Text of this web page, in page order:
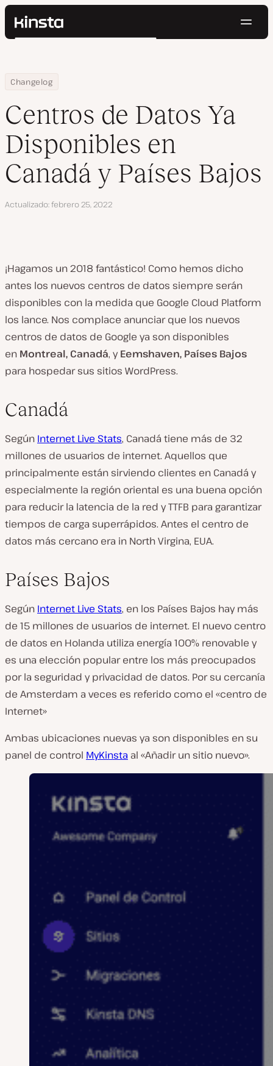
Kinsta®
Precios
Contacto
Buscar
Home
Changelog
Centros de Datos Ya Disponibles en Canadá y Países Bajos
Centros de Datos Ya
Disponibles en
Canadá y Países Bajos
Actualizado febrero 25, 2022
¡Hagamos un 2018 fantástico! Como hemos dicho
antes los nuevos centros de datos siempre serán
disponibles con la medida que Google Cloud Platform
los lance. Nos complace anunciar que los nuevos
centros de datos de Google ya son disponibles
en Montreal, Canadá, yEemshaven, Países Bajos
para hospedar sus sitios WordPress.
Canadá
Según Internet Live Stats, Canadá tiene más de 32
millones de usuarios de internet. Aquellos que
principalmente están sirviendo clientes en Canadá y
especialmente la región oriental es una buena opción
para reducir la latencia de la red y TTFB para garantizar
tiempos de carga superrápidos. Antes el centro de
datos más cercano era in North Virgina, EUA.
Países Bajos
Según Internet Live Stats, en los Países Bajos hay más
de 15 millones de usuarios de internet. El nuevo centro
de datos en Holanda utiliza energía 100% renovable y
es una elección popular entre los más preocupados
por la seguridad y privacidad de datos. Por su cercanía
de Amsterdam a veces es referido como el «centro de
Internet»
Ambas ubicaciones nuevas ya son disponibles en su
panel de control MyKinsta al «Añadir un sitio nuevo».